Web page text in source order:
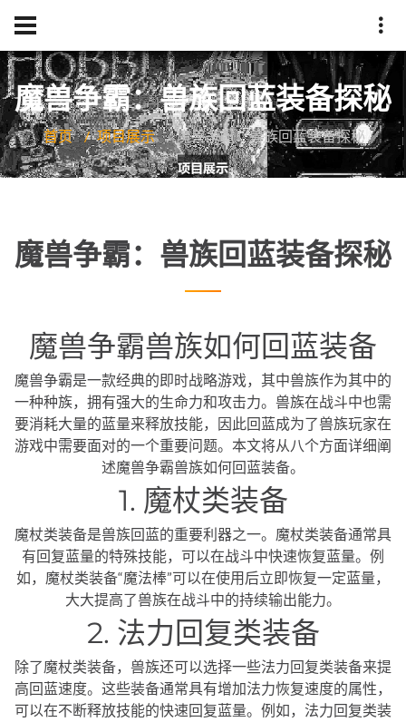
魔兽争霸：兽族回蓝装备探秘
首页 项目展示 魔兽争霸：兽族回蓝装备探秘
魔兽争霸：兽族回蓝装备探秘
魔兽争霸兽族如何回蓝装备
魔兽争霸是一款经典的即时战略游戏，其中兽族作为其中的
一种种族，拥有强大的生命力和攻击力。兽族在战斗中也需
要消耗大量的蓝量来释放技能，因此回蓝成为了兽族玩家在
游戏中需要面对的一个重要问题。本文将从八个方面详细阐
述魔兽争霸兽族如何回蓝装备。
1. 魔杖类装备
魔杖类装备是兽族回蓝的重要利器之一。魔杖类装备通常具
有回复蓝量的特殊技能，可以在战斗中快速恢复蓝量。例
如，魔杖类装备“魔法棒”可以在使用后立即恢复一定蓝量，
大大提高了兽族在战斗中的持续输出能力。
2. 法力回复类装备
除了魔杖类装备，兽族还可以选择一些法力回复类装备来提
高回蓝速度。这些装备通常具有增加法力恢复速度的属性，
可以在不断释放技能的快速回复蓝量。例如，法力回复类装